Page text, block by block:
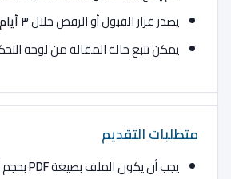
يصدر قرار القبول أو الرفض خلال٣ أيام عمل
يمكن تتبع حالة المقالة من لوحة
متطلبات التقديم
يجب أن يكون الملف بصيغةPDF